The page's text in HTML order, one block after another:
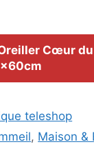
Cœur du
teleshop
, Maison &